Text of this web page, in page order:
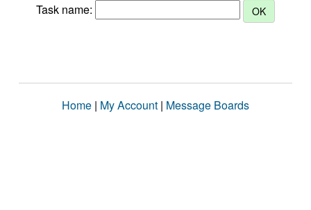
Task name:
Home | My Account | Message Boards